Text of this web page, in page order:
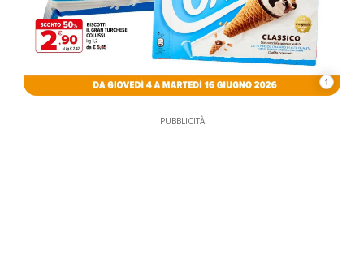
1
PUBBLICITÀ